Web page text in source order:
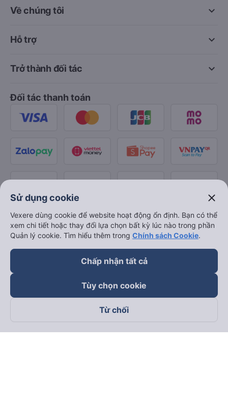
keyboard_arrow_down
Về chúng tôi
keyboard_arrow_down
Hỗ trợ
keyboard_arrow_down
Trở thành đối tác
Đối tác thanh toán
Theo dõi chúng tôi trên
Sử dụng cookie close
Vexere dùng cookie để website hoạt động ổn định. Bạn có thể
xem chi tiết hoặc thay đổi lựa chọn bất kỳ lúc nào trong phần
Quản lý cookie. Tìm hiểu thêm trong Chính sách Cookie.
Chấp nhận tất cả
Tùy chọn cookie
Từ chối